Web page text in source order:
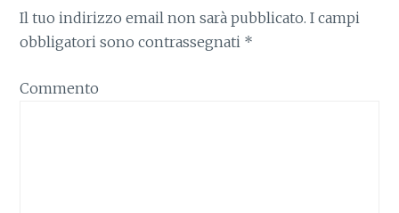
Il tuo indirizzo email non sarà pubblicato. I campi
obbligatori sono contrassegnati *
Commento